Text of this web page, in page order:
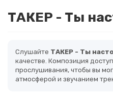
ТАКЕР - Ты
Слушайте ТАКЕР - Ты
качестве. Композиция
прослушивания, чтобы вы
атмосферой и звучанием